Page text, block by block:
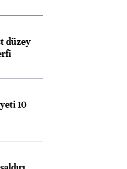
Unicredit ile
düzey
10